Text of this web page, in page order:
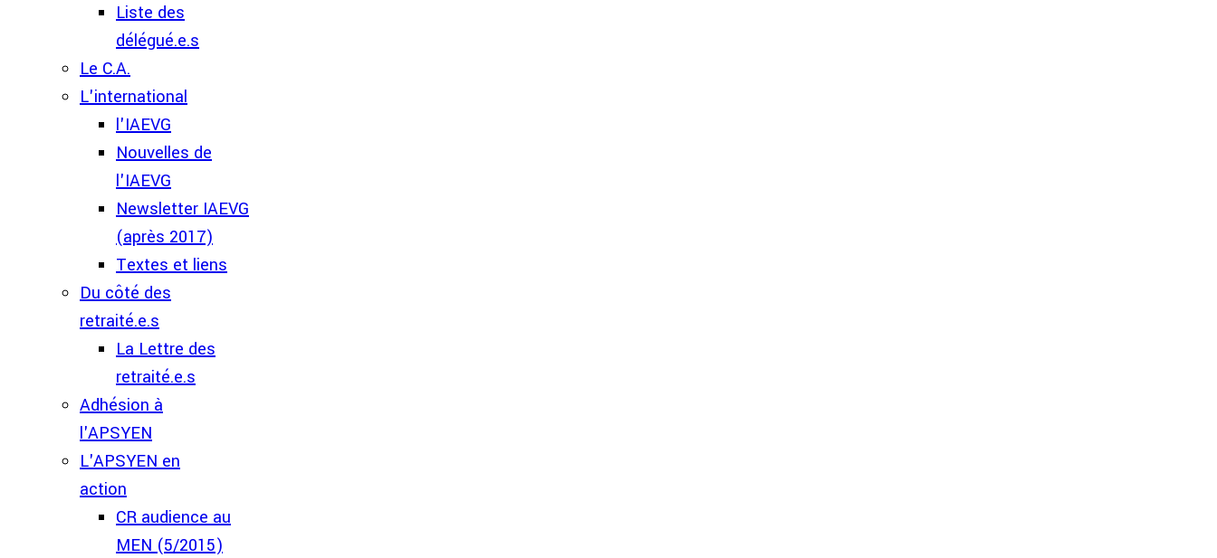
Liste des
délégué.e.s
Le C.A.
L'international
l'IAEVG
Nouvelles de
l'IAEVG
Newsletter IAEVG
(après 2017)
Textes et liens
Du côté des
retraité.e.s
La Lettre des
retraité.e.s
Adhésion à
l'APSYEN
L'APSYEN en
action
CR audience au
MEN (5/2015)